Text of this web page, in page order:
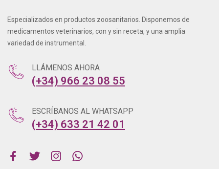
Especializados en productos zoosanitarios. Disponemos de
medicamentos veterinarios, con y sin receta, y una amplia
variedad de instrumental.
LLÁMENOS AHORA
(+34) 966 23 08 55
ESCRÍBANOS AL WHATSAPP
(+34) 633 21 42 01